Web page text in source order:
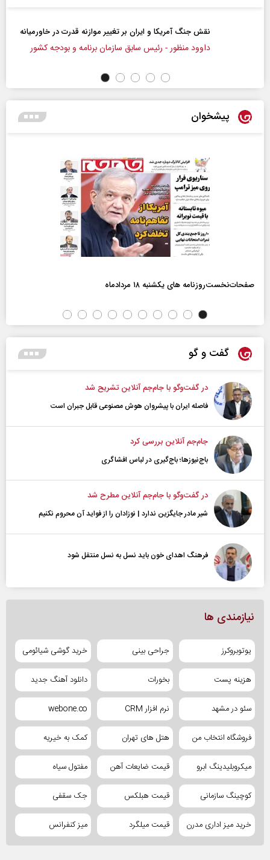
نقش جنگ آمریکا و ایران بر تغییر موازنه قدرت در خاورمیانه
داوود منظور - رئیس سابق سازمان برنامه و بودجه کشور
پیشخوان
صفحات‌نخست‌روزنامه ها‌ی یکشنبه ۱۸ مردادماه
گفت و گو
در گفت‌و‌گو با جام‌جم آنلاین تشریح شد
فاصله ایران با پیشرو‌ان هوش مصنوعی قابل جبران است
جام‌جم آنلاین بررسی کرد
باج‌نیوزها؛ باج‌گیری در لباس افشاگری
در گفت‌و‌گو با جام‌جم آنلاین مطرح شد
شیر مادر جایگزین ندارد | نوزادان را از فواید آن محروم نکنیم
فرهنگ اهدای خون باید نسل به نسل منتقل شود
نیازمندی ها
یوتوبروکرز جراحی بینی خرید گوشی شیائومی
هزینه پست بخورات دانلود آهنگ جدید
سئو در مشهد نرم افزار CRM webone.co
فروشگاه انتخاب من هتل های تهران کمک به خیریه
میکروبلیدینگ ابرو قیمت ضایعات آهن مفتول سیاه
کوچینگ سازمانی قیمت هبلکس جک سقفی
خرید میز اداری مدرن قیمت میلگرد میز کنفرانس